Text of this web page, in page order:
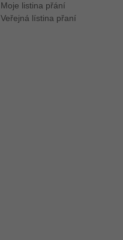
Moje listina přání
Veřejná lístina přaní